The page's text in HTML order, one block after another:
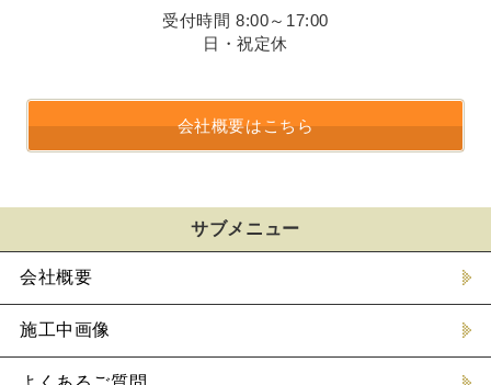
受付時間 8:00～17:00
日・祝定休
会社概要はこちら
サブメニュー
会社概要
施工中画像